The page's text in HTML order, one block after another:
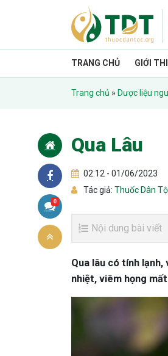
TRANG CHỦ GIỚI
Trang chủ » Dược liệu
Qua Lâu
02:12 - 01/06/2023
Tác giả: Thuốc Dân
0
Nội dung bài viết
Qua lâu có tính
nhiệt, viêm họng